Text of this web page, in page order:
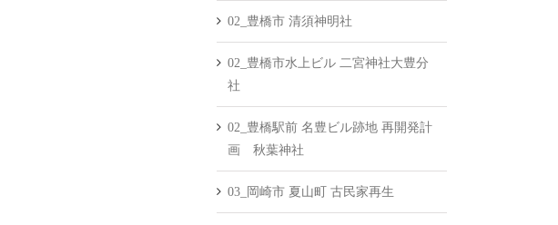
02_豊橋市 清須神明社
02_豊橋市水上ビル 二宮神社大豊分
社
02_豊橋駅前 名豊ビル跡地 再開発計
画 秋葉神社
03_岡崎市 夏山町 古民家再生